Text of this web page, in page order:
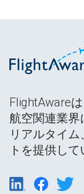
FlightAwareは
航空関連業界
リアルタイ
トを提供して